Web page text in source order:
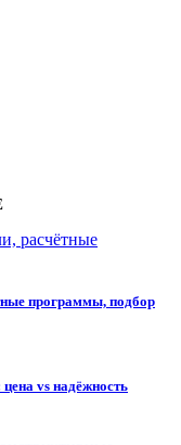
программы, подбор
vs надёжность